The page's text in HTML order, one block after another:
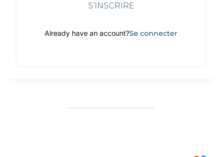
S’INSCRIRE
Already have an account?Se connecter